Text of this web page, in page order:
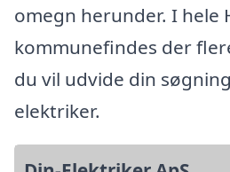
omegn herunder. I hele
kommunefindes der
du vil udvide din
elektriker.